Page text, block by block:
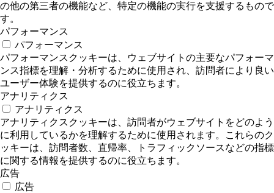
の他の第三者の機能など、特定の機能の実行を支援するもので
す。
パフォーマンス
パフォーマンス
パフォーマンスクッキーは、ウェブサイトの主要なパフォーマ
ンス指標を理解・分析するために使用され、訪問者により良い
ユーザー体験を提供するのに役立ちます。
アナリティクス
アナリティクス
アナリティクスクッキーは、訪問者がウェブサイトをどのよう
に利用しているかを理解するために使用されます。これらのク
ッキーは、訪問者数、直帰率、トラフィックソースなどの指標
に関する情報を提供するのに役立ちます。
広告
広告